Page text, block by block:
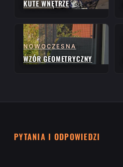
KUTE WNĘTRZE
NOWOCZESNA
WZÓR GEOMETRYCZNY
PYTANIA I ODPOWIEDZI